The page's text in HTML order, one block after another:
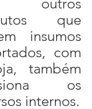
que
insumos
com
também
os
internos.